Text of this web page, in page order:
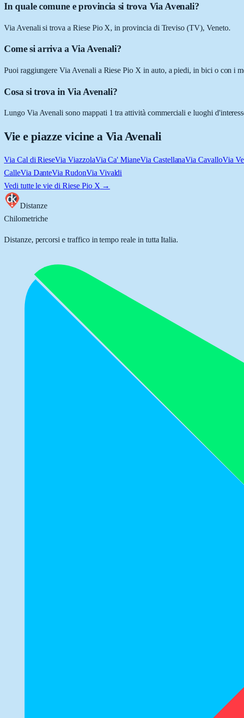
In quale comune e provincia si trova Via Avenali?
Via Avenali si trova a Riese Pio X, in provincia di Treviso (TV), Veneto.
Come si arriva a Via Avenali?
Puoi raggiungere Via Avenali a Riese Pio X in auto, a piedi, in bici o con i
Cosa si trova in Via Avenali?
Lungo Via Avenali sono mappati 1 tra attività commerciali e luoghi
Vie e piazze vicine a Via Avenali
Via Cal di RieseVia ViazzolaVia Ca' MianeVia CastellanaVia CavalloVia
CalleVia DanteVia RudonVia Vivaldi
Vedi tutte le vie di Riese Pio X →
Distanze
Chilometriche
Distanze, percorsi e traffico in tempo reale in tutta Italia.